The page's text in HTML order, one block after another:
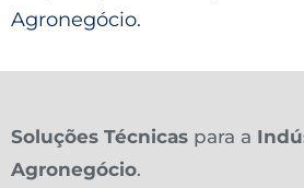
Agronegócio.
Soluções Técnicas para a
Agronegócio.